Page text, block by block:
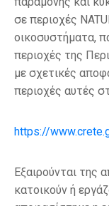
σε περιοχές
οικοσυστήματα,
περιοχές της
με σχετικές
περιοχές αυτές
https://
Εξαιρούνται της
κατοικούν ή